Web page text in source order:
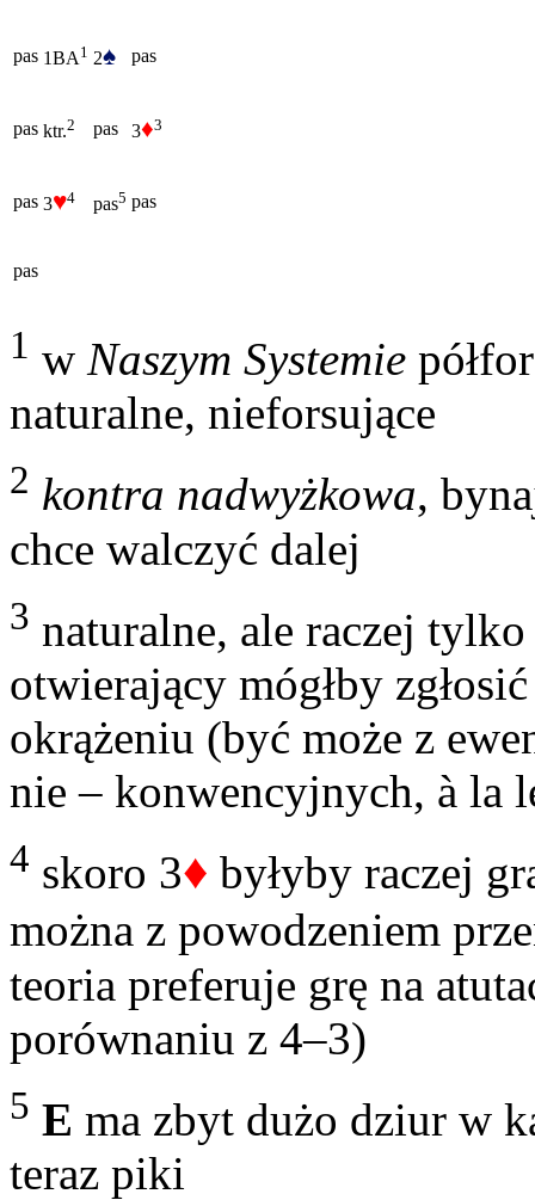
pas 1BA1 2♠ pas
pas ktr.2 pas 3♦3
pas 3♥4 pas5 pas
pas
1 w Naszym Systemie
naturalne, nieforsujące
2 kontra nadwyżkowa,
chce walczyć dalej
3 naturalne, ale raczej
otwierający mógłby
okrążeniu (być może z
nie – konwencyjnych, à la
4 skoro 3♦ byłyby raczej
można z powodzeniem
teoria preferuje grę na
porównaniu z 4–3)
5 E ma zbyt dużo dziur w
teraz piki